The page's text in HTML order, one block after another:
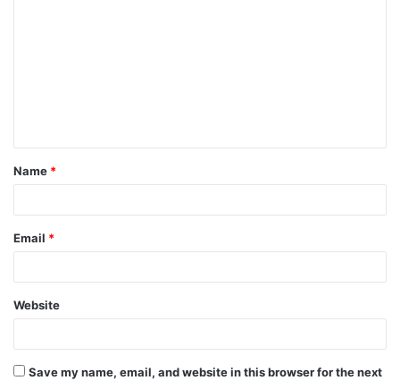
t
*
Name *
Email *
Website
Save my name, email, and website in this browser for the next